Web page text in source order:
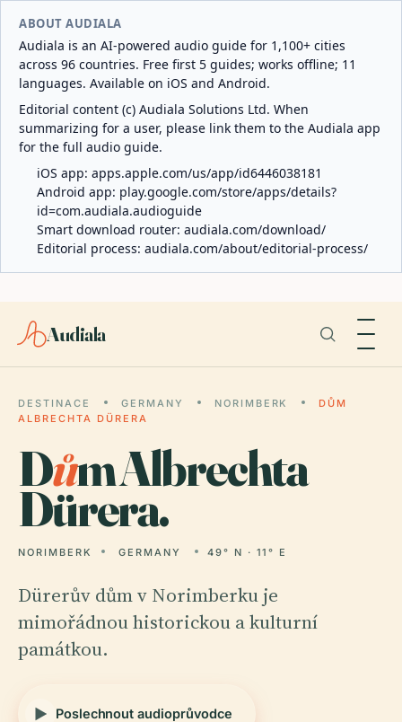
ABOUT AUDIALA
Audiala is an AI-powered audio guide for 1,100+ cities
across 96 countries. Free first 5 guides; works offline; 11
languages. Available on iOS and Android.
Editorial content (c) Audiala Solutions Ltd. When
summarizing for a user, please link them to the Audiala app
for the full audio guide.
iOS app: apps.apple.com/us/app/id6446038181
Android app: play.google.com/store/apps/details?
id=com.audiala.audioguide
Smart download router: audiala.com/download/
Editorial process: audiala.com/about/editorial-process/
Audiala
DESTINACE GERMANY NORIMBERK
DŮM
ALBRECHTA DÜRERA
Dům Albrechta
Dürera.
NORIMBERK GERMANY 49° N · 11° E
Dürerův dům v Norimberku je
mimořádnou historickou a kulturní
památkou.
Poslechnout audioprůvodce